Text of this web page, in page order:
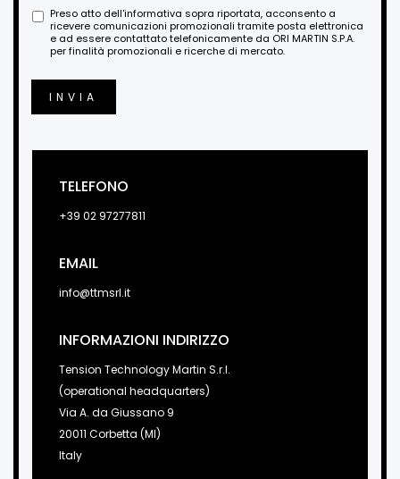
Preso atto dell'informativa sopra riportata, acconsento a
ricevere comunicazioni promozionali tramite posta elettronica
e ad essere contattato telefonicamente da ORI MARTIN S.P.A.
per finalità promozionali e ricerche di mercato.
INVIA
TELEFONO
+39 02 97277811
EMAIL
info@ttmsrl.it
INFORMAZIONI INDIRIZZO
Tension Technology Martin S.r.l.
(operational headquarters)
Via A. da Giussano 9
20011 Corbetta (MI)
Italy